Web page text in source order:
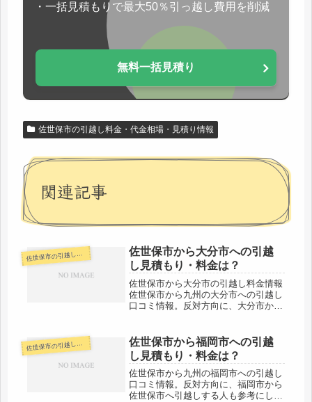
・一括見積もりで最大50％引っ越し費用を削減
無料一括見積り
佐世保市の引越し料金・代金相場・見積り情報
関連記事
佐 世保市の引越し料金・代金相場・見積り情報
佐世保市から大分市への引越
し見積もり・料金は？
佐世保市から大分市の引越し料金情報
佐世保市から九州の大分市への引越し
口コミ情報。反対方向に、大分市から
約230kmと長距離になります。片道で
３時間弱かかるので、最短でも翌日...
佐 世保市の引越し料金・代金相場・見積り情報
佐世保市から福岡市への引越
し見積もり・料金は？
佐世保市から九州の福岡市への引越し
口コミ情報。反対方向に、福岡市から
佐世保市へ引越しする人も参考にして